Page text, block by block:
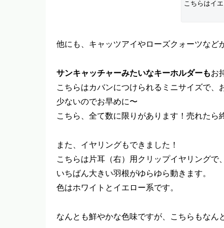
こちらはイ
他にも、キャッツアイやローズクォーツなど
サンキャッチャーみたいなキーホルダーもお
こちらはカバンにつけられるミニサイズで
少ないのでお早めに〜
こちら、全て数に限りがあります！売れたら
また、イヤリングもできました！
こちらは片耳（右）用クリップイヤリング
いちばん大きい羽根がゆらゆら動きます。
色はホワイトとイエロー系です。
なんとも鮮やかな色味ですが、こちらもなん